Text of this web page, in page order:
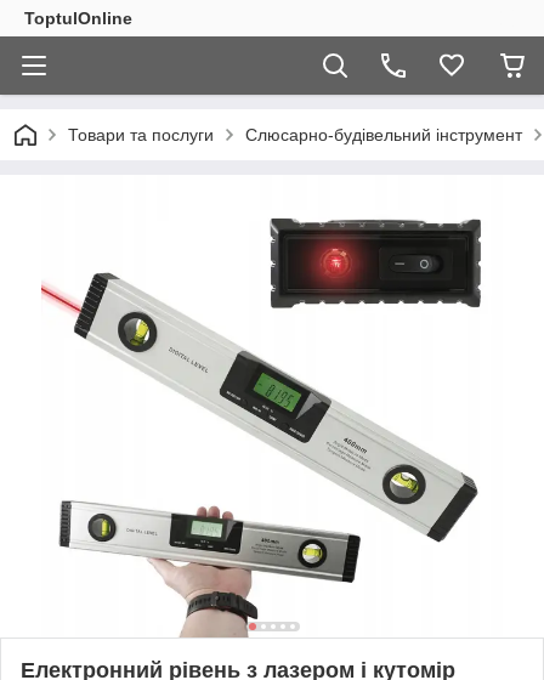
ToptulOnline
Товари та послуги Слюсарно-будівельний інструмент
Електронний рівень з лазером і кутомір